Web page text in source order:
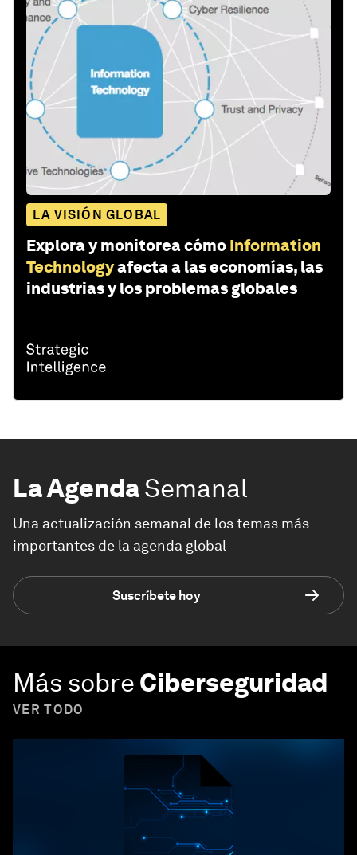
LA VISIÓN GLOBAL
Explora y monitorea cómo Information
Technologyafecta a las economías, las
industrias y los problemas globales
La AgendaSemanal
Una actualización semanal de los temas más
importantes de la agenda global
Suscríbete hoy
Más sobre Ciberseguridad
VER TODO